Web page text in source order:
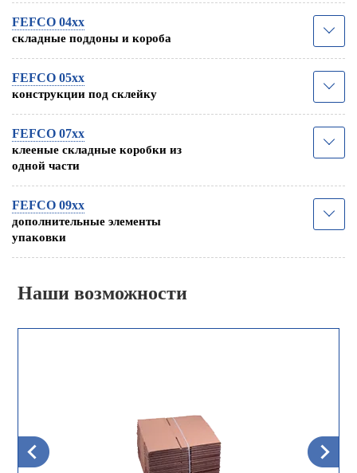
FEFCO 04xx
складные поддоны и короба
FEFCO 05xx
конструкции под склейку
FEFCO 07xx
клееные складные коробки из
одной части
FEFCO 09xx
дополнительные элементы
упаковки
Наши возможности